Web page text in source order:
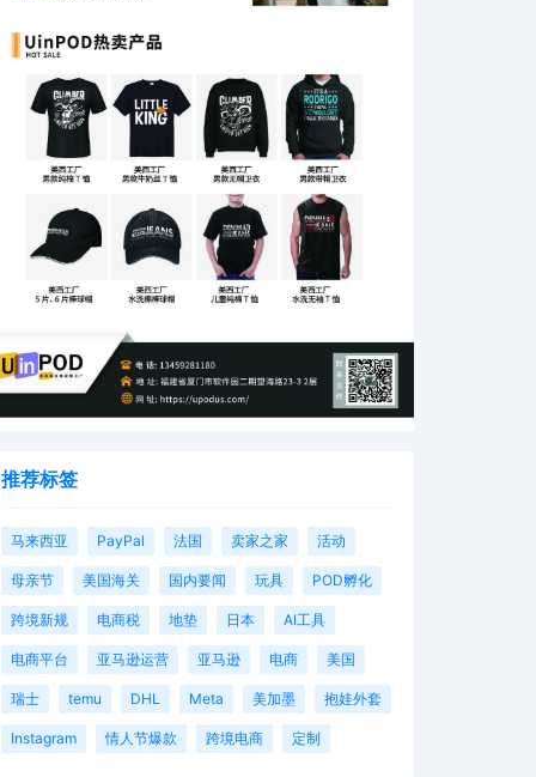
推荐标签
马来西亚 PayPal 法国 卖家之家 活动
母亲节 美国海关 国内要闻 玩具 POD孵化
跨境新规 电商税 地垫 日本 AI工具
电商平台 亚马逊运营 亚马逊 电商 美国
瑞士 temu DHL Meta 美加墨 抱娃外套
Instagram 情人节爆款 跨境电商 定制